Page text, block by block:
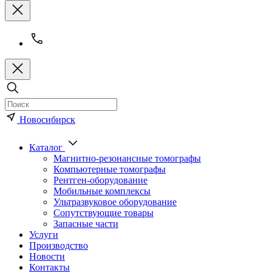
Новосибирск
Каталог
Магнитно-резонансные томографы
Компьютерные томографы
Рентген-оборудование
Мобильные комплексы
Ультразвуковое оборудование
Сопутствующие товары
Запасные части
Услуги
Производство
Новости
Контакты